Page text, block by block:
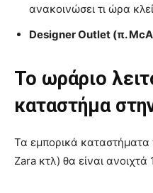
ανακοινώσει τι ώρα
Designer Outlet (π.
Το ωράριο
καταστήμα
Τα εμπορικά καταστήματα
Zara κτλ) θα είναι ανοιχτά